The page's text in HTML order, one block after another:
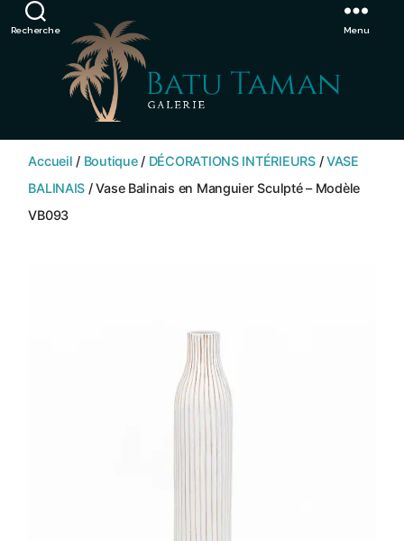
Showroom de Bali, décorations extérieurs et intérieurs Ignorer
Recherche
TAMAN
Menu
Accueil / Boutique/ DÉCORATIONS INTÉRIEURS/VASE
BALINAIS / Vase Balinais en Manguier Sculpté – Modèle
VB093